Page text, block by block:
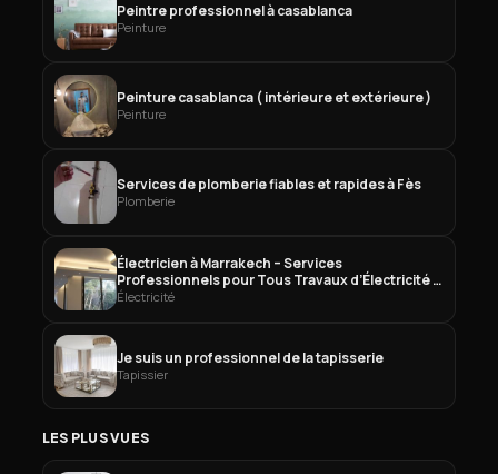
Peintre professionnel à casablanca
Peinture
Peinture casablanca ( intérieure et extérieure )
Peinture
Services de plomberie fiables et rapides à Fès
Plomberie
Électricien à Marrakech – Services
Professionnels pour Tous Travaux d’Électricité à
Marrakech
Électricité
Je suis un professionnel de la tapisserie
Tapissier
LES PLUS VUES